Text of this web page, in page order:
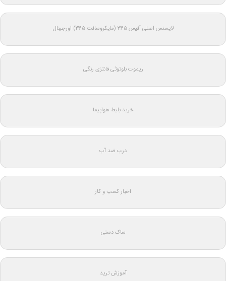
لایسنس اصلی آفیس ۳۶۵ (مایکروسافت ۳۶۵) اورجینال
ریموت بلوتوثی فانتزی رنگی
خرید بلیط هواپیما
درب ضد آب
اخبار کسب و کار
ساک دستی
آموزش ترید